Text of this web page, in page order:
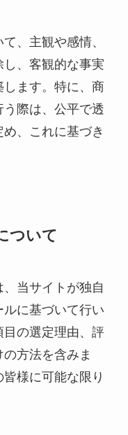
、主観や感情、
、客観的な事実
します。特に、商
際は、公平で透
、これに基づき
ついて
当サイトが独自
に基づいて行い
目の選定理由、評
方法を含みま
様に可能な限り